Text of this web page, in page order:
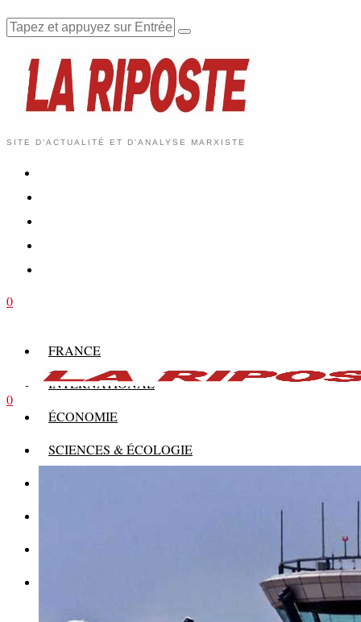
SITE D'ACTUALITÉ ET D'ANALYSE MARXISTE
0
FRANCE
INTERNATIONAL
ÉCONOMIE
SCIENCES & ÉCOLOGIE
0